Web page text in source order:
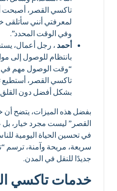
تاكسي القصر، أصبحت
لمعرفتي أنني سأتلقى
وفي الوقت المحدد”.
أحمد، رجل أعمال،
بانتظام للوصول إلى
“وقت الوصول مهم في
تاكسي القصر،
بشكل أفضل دون القلق
بفضل هذه الميزات، يتضح أن
القصر” ليست مجرد خيار،
في تحسين الحياة اليومية
سريعة، مريحة وآمنة، ترسم
جديدًا للنقل في المدن.
خدمات تاكسي